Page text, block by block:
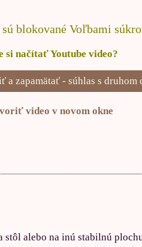
sú blokované Voľbami
si načítať Youtube video?
a zapamätať - súhlas s druhom
video v novom okne
stôl alebo na inú stabilnú